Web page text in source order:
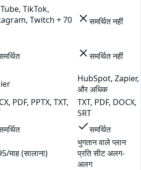
TikTok,
Twitch + 70
समर्थित नहीं
समर्थित नहीं
HubSpot, Zapier,
और अधिक
PDF, PPTX, TXT,
TXT, PDF, DOCX,
SRT
समर्थित
माह (सालाना)
भुगतान वाले प्लान
प्रति सीट अलग-
अलग